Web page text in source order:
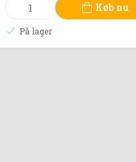
Køb nu
På lager